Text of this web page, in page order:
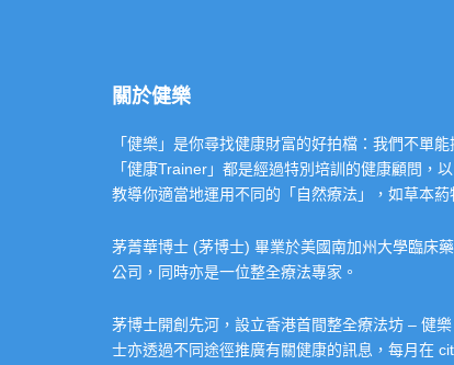
關於健樂
「健樂」是你尋找健康財富的好拍檔：我們不單
「健康Trainer」都是經過特別培訓的健康顧問，
教導你適當地運用不同的「自然療法」，如草本
茅菁華博士 (茅博士) 畢業於美國南加州大學臨床
公司，同時亦是一位整全療法專家。
茅博士開創先河，設立香港首間整全療法坊 – 健
士亦透過不同途徑推廣有關健康的訊息，每月在